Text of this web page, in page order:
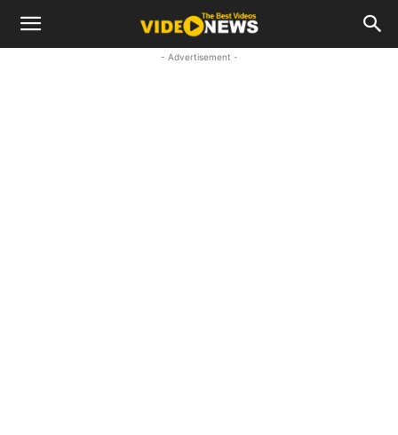
- Advertisement -